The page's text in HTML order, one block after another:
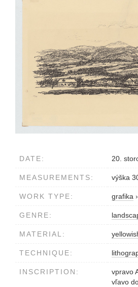
DATE: 20.
MEASUREMENTS: výška
WORK TYPE: grafika ›
GENRE:
MATERIAL:
TECHNIQUE:
INSCRIPTION:
vpravo
vľavo